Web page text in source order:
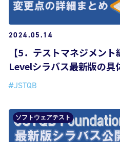
2024.05.14
【5．テストマネジメン
Levelシラバス最新版の具
#JSTQB
ソフトウェアテスト